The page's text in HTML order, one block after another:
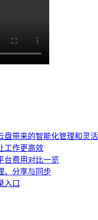
盘带来的智能化管理和灵
工作更高效
台费用对比一览
、分享与同步
入口